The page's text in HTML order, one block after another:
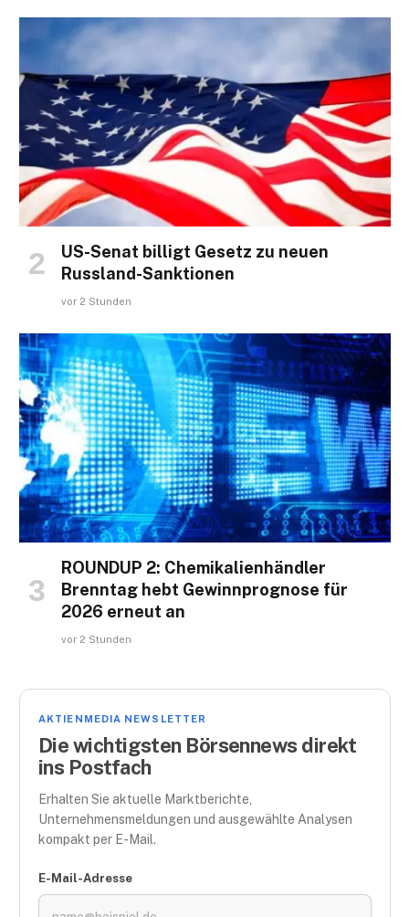
US-Senat billigt Gesetz zu neuen
Russland-Sanktionen
vor 2 Stunden
ROUNDUP 2: Chemikalienhändler
Brenntag hebt Gewinnprognose für
2026 erneut an
vor 2 Stunden
AKTIENMEDIA NEWSLETTER
Die wichtigsten Börsennews direkt
ins Postfach
Erhalten Sie aktuelle Marktberichte,
Unternehmensmeldungen und ausgewählte Analysen
kompakt per E-Mail.
E-Mail-Adresse